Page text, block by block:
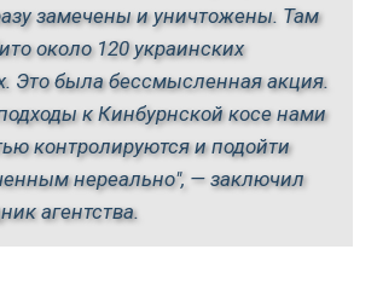
замечены и уничтожены. Там
около 120 украинских
Это была бессмысленная акция.
к Кинбурнской косе нами
контролируются и подойти
нереально", — заключил
агентства.